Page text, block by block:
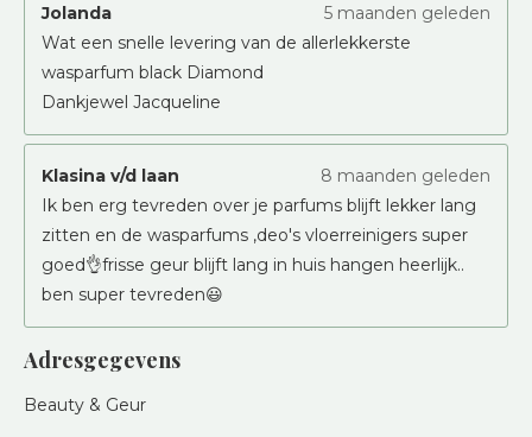
Jolanda
5 maanden geleden
Wat een snelle levering van de allerlekkerste
wasparfum black Diamond
Dankjewel Jacqueline
Klasina v/d laan
8 maanden geleden
Ik ben erg tevreden over je parfums blijft lekker lang
zitten en de wasparfums ,deo's vloerreinigers super
goed👌frisse geur blijft lang in huis hangen heerlijk..
ben super tevreden😃
Adresgegevens
Beauty & Geur